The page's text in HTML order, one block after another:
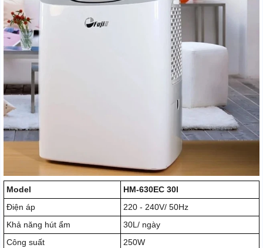
Model
HM-630EC 30l
Điện áp
220 - 240V/ 50Hz
Khả năng hút ẩm
30L/ ngày
Công suất
250W